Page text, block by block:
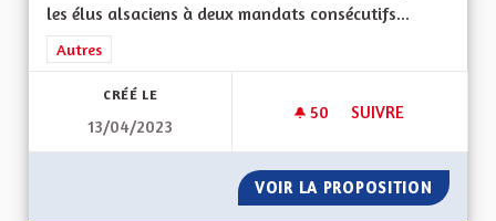
les élus alsaciens à deux mandats consécutifs...
Filtrer les résultats de la catégorie : Autres
Autres
CRÉÉ LE
13/04/2023
50 50 ABONNÉS
SUIVRE
VOIR LA PROPOSITION UN